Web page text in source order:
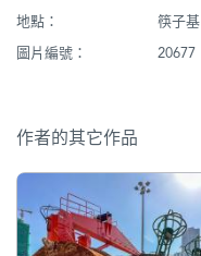
地點：
筷子基
圖片編號：
20677
作者的其它作品